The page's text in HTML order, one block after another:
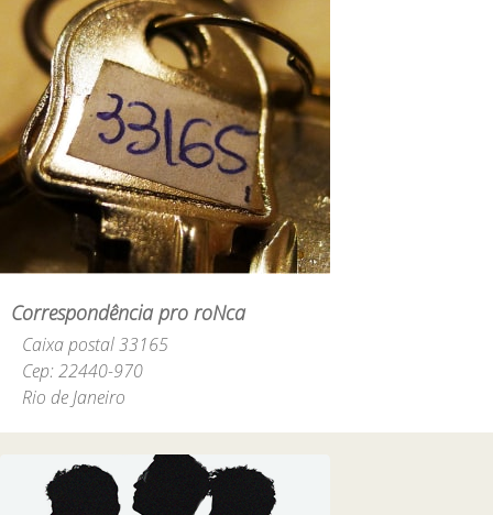
Correspondência pro roNca
Caixa postal 33165
Cep: 22440-970
Rio de Janeiro